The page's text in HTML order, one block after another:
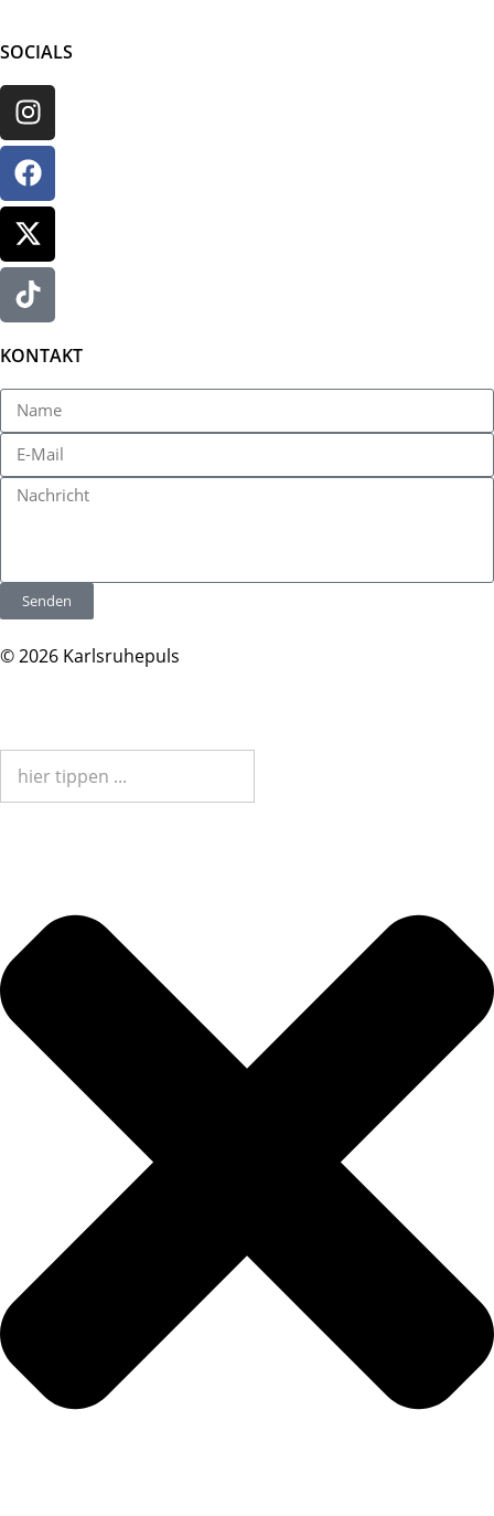
SOCIALS
KONTAKT
Senden
© 2026 Karlsruhepuls